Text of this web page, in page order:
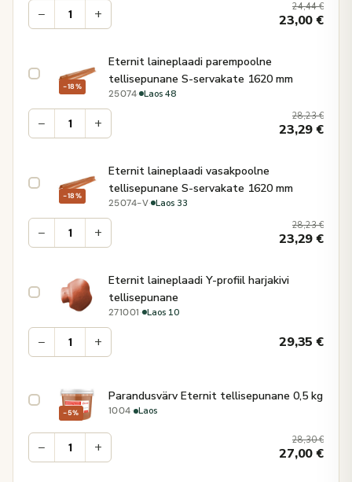
− + 24,44€
23,00€
−18%
Eternit laineplaadi parempoolne
tellisepunane S-servakate 1620 mm
25074· Laos 48
− + 28,23€
23,29€
−18%
Eternit laineplaadi vasakpoolne
tellisepunane S-servakate 1620 mm
25074-V· Laos 33
− + 28,23€
23,29€
Eternit laineplaadi Y-profiil harjakivi
tellisepunane
271001 · Laos 10
− + 29,35€
−5%
Parandusvärv Eternit tellisepunane 0,5 kg
1004· Laos
− + 28,30€
27,00€